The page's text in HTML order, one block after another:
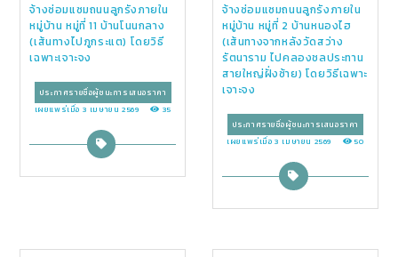
จ้างซ่อมแซมถนนลูกรังภายใน
หมู่บ้าน หมู่ที่ 11 บ้านโนนกลาง
(เส้นทางไปภูกระแต) โดยวิธี
เฉพาะเจาะจง
ประกาศรายชื่อผู้ชนะการเสนอราคา
เผยแพร่เมื่อ 3 เมษายน 2569
35
จ้างซ่อมแซมถนนลูกรังภายใน
หมู่บ้าน หมู่ที่ 2 บ้านหนองไฮ
(เส้นทางจากหลังวัดสว่าง
รัตนาราม ไปคลองชลประทาน
สายใหญ่ฝั่งซ้าย) โดยวิธีเฉพาะ
เจาะจง
ประกาศรายชื่อผู้ชนะการเสนอราคา
เผยแพร่เมื่อ 3 เมษายน 2569
50